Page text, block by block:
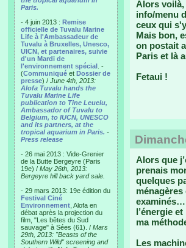
Paris.
- 4 juin 2013 : Remise
officielle de Tuvalu Marine
Life à l'Ambassadeur de
Tuvalu à Bruxelles, Unesco,
UICN, et partenaires, suivie
d'un Mardi de
l'environnement spécial . -
(Communiqué et Dossier de
presse) / June 4th, 2013:
Alofa Tuvalu hands the
Tuvalu Marine Life
publication to Tine Leuelu,
Ambassador of Tuvalu to
Belgium, to IUCN, UNESCO
and its partners, at the
tropical aquarium in Paris. -
Press release
- 26 mai 2013 : Vide-Grenier
de la Butte Bergeyre (Paris
19e) / May 26th, 2013:
Bergeyre hill back yard sale.
- 29 mars 2013: 19e édition du
Festival Ciné
Environnement , Alofa en
débat après la projection du
film, "Les bêtes du Sud
sauvage" à Sées (61). / Mars
29th, 2013: "Beasts of the
Southern Wild" screening and
Alors
info/menu
ceux qui
Mais bon,
on postait
Paris et là
Fetaui !
Alors que
prenais
quelques
examinés…
l’énergie
ma
Les